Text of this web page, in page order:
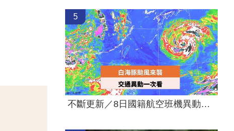
5
不斷更新／8日國籍航空班機異動一次看